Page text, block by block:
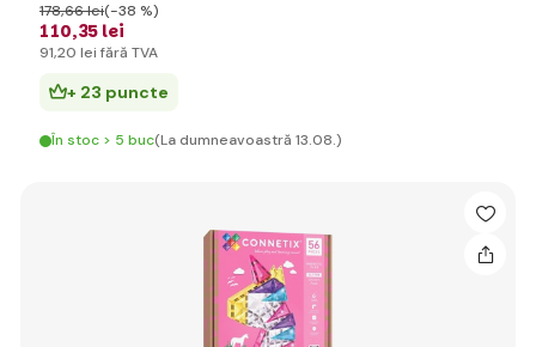
110,35 lei
178,66 lei(-38 %)
91,20 lei fără TVA
+ 23 puncte
În stoc > 5 buc(La dumneavoastră 13.08.)